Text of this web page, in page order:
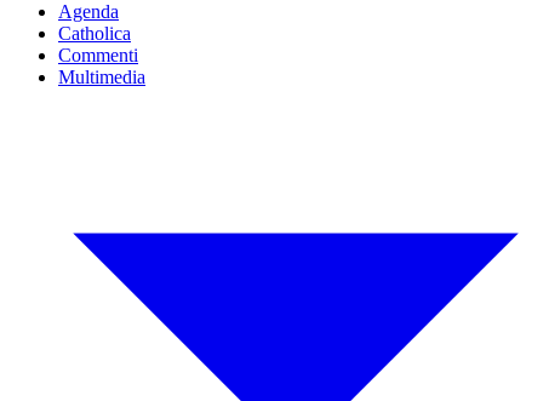
Agenda
Catholica
Commenti
Multimedia